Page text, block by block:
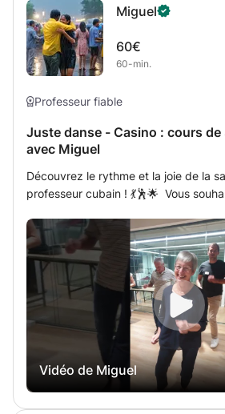
s'adressent aux étudiants de langue
intermédiaire.
Miguel
60€
60-min.
Professeur fiable
Juste danse - Casino : cours de
avec Miguel
Découvrez le rythme et la joie de la
professeur cubain ! 💃🕺🌟 Vous
plus ! Je suis un professeur cubain
prêt à vous enseigner les secrets de
d'énergie et de plaisir. Avec moi,
seulement les pas de base, vous
l'essence de la salsa cubaine. Je
des mouvements sensuels, des tours
cette magie spéciale que seule la
cours sont une explosion de rythme
stress quotidien et laissez-vous
latinos irrésistibles. Nous allons
Vidéo de Miguel